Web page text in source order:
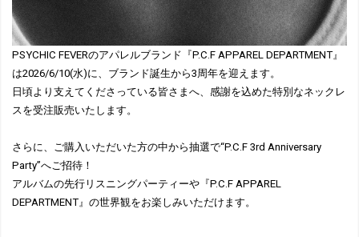
PSYCHIC FEVERのアパレルブランド『P.C.F APPAREL DEPARTMENT』
は2026/6/10(水)に、ブランド誕生から3周年を迎えます。
日頃より支えてくださっている皆さまへ、感謝を込めた特別なネックレ
スを受注販売いたします。
さらに、ご購入いただいた方の中から抽選で“P.C.F 3rd Anniversary
Party”へご招待！
アルバムの先行リスニングパーティーや『P.C.F APPAREL
DEPARTMENT』の世界観をお楽しみいただけます。